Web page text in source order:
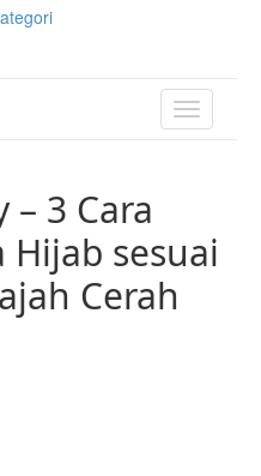
TOGGLE
3 Cara
sesuai
Cerah